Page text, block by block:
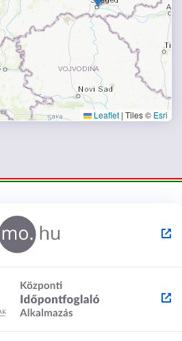
Leaflet | Tiles © Esri